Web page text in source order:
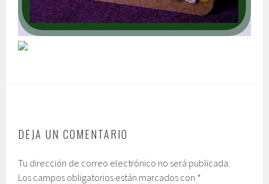
DEJA UN COMENTARIO
Tu dirección de correo electrónico no será publicada.
Los campos obligatorios están marcados con *